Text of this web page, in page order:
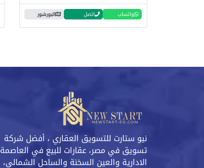
واتساب اتصل البورشور
نيو ستارت للتسويق العقاري ، أفضل شركة
تسويق في مصر، عقارات للبيع في العاصمة
الادارية والعين السخنة والساحل الشمالي،